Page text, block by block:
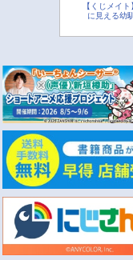
【くじメイ
に見える幼